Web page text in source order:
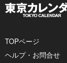
TOPページ
ヘルプ・お問合せ